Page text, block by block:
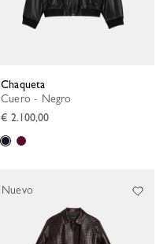
Chaqueta
Cuero - Negro
€ 2.100,00
Nuevo